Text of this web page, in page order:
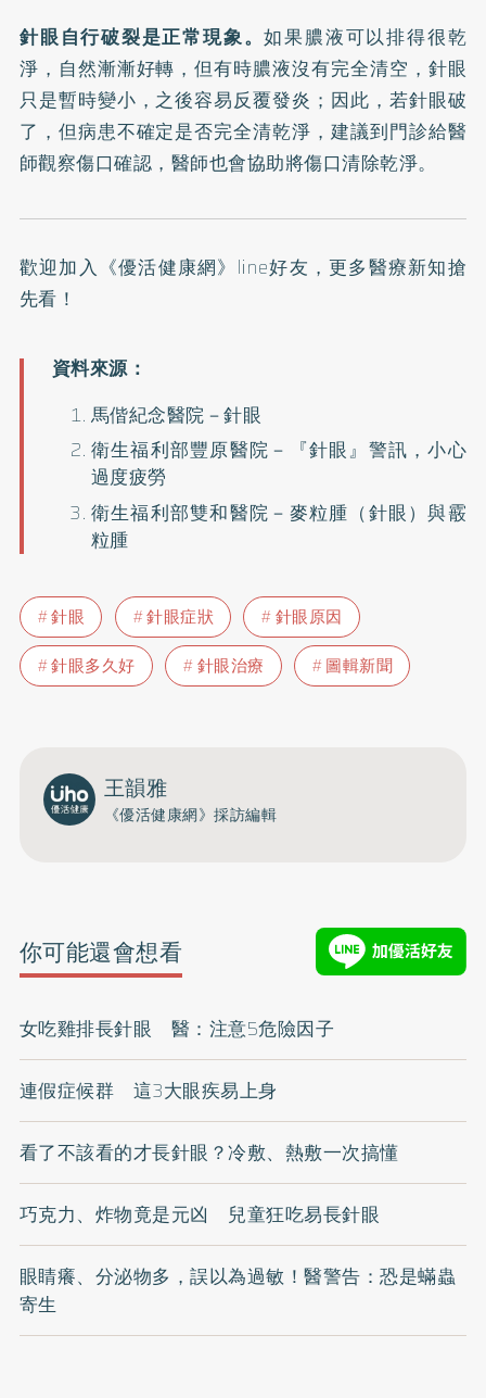
針眼自行破裂是正常現象。如果膿液可以排得很乾
淨，自然漸漸好轉，但有時膿液沒有完全清空，針眼
只是暫時變小，之後容易反覆發炎；因此，若針眼破
了，但病患不確定是否完全清乾淨，建議到門診給醫
師觀察傷口確認，醫師也會協助將傷口清除乾淨。
歡迎加入 《優活健康網》line好友 ，更多醫療新知搶
先看！
馬偕紀念醫院－針眼
衛生福利部豐原醫院－
『針眼』警訊，小心
過度疲勞
衛生福利部雙和醫院－ 麥粒腫（針眼）與霰
粒腫
針眼 針眼症狀
針眼原因
針眼多久好
針眼治療 圖輯新聞
王韻雅
《優活健康網》採訪編輯
你可能還會想看
女吃雞排長針眼 醫：注意5危險因子
連假症候群 這3大眼疾易上身
看了不該看的才長針眼？冷敷、熱敷一次搞懂
巧克力、炸物竟是元凶 兒童狂吃易長針眼
眼睛癢、分泌物多，誤以為過敏！醫警告：恐是蟎​​蟲
寄生